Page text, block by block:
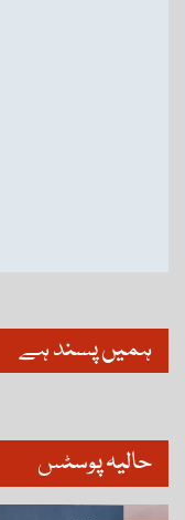
ہمیں پسند ہے
حالیہ پوسٹس